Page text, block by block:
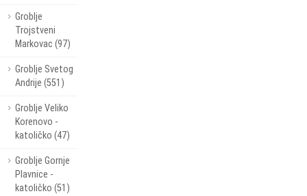
Groblje
Trojstveni
Markovac (97)
Groblje Svetog
Andrije (551)
Groblje Veliko
Korenovo -
katoličko (47)
Groblje Gornje
Plavnice -
katoličko (51)